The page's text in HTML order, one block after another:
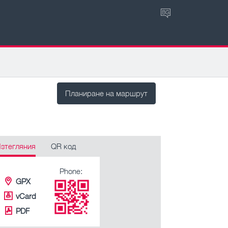
BG
Планиране на маршрут
QR код
GPX
vCard
PDF
Phone: